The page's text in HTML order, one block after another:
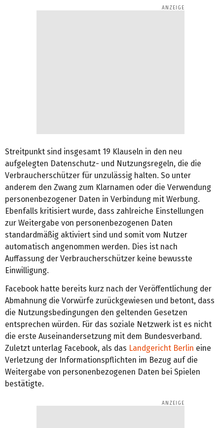
Streitpunkt sind insgesamt 19 Klauseln in den neu
aufgelegten Datenschutz- und Nutzungsregeln, die die
Verbraucherschützer für unzulässig halten. So unter
anderem den Zwang zum Klarnamen oder die Verwendung
personenbezogener Daten in Verbindung mit Werbung.
Ebenfalls kritisiert wurde, dass zahlreiche Einstellungen
zur Weitergabe von personenbezogenen Daten
standardmäßig aktiviert sind und somit vom Nutzer
automatisch angenommen werden. Dies ist nach
Auffassung der Verbraucherschützer keine bewusste
Einwilligung.
Facebook hatte bereits kurz nach der Veröffentlichung der
Abmahnung die Vorwürfe zurückgewiesen und betont, dass
die Nutzungsbedingungen den geltenden Gesetzen
entsprechen würden. Für das soziale Netzwerk ist es nicht
die erste Auseinandersetzung mit dem Bundesverband.
Zuletzt unterlag Facebook, als das Landgericht Berlin eine
Verletzung der Informationspflichten im Bezug auf die
Weitergabe von personenbezogenen Daten bei Spielen
bestätigte.